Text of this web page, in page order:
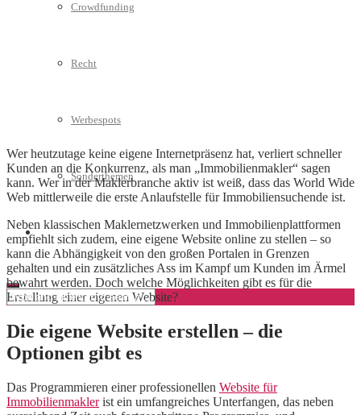
Crowdfunding
Recht
Werbespots
Sonderthemen
Geschäftskonto eröffnen
Wer heutzutage keine eigene Internetpräsenz hat, verliert schneller
Kunden an die Konkurrenz, als man „Immobilienmakler“ sagen
kann. Wer in der Maklerbranche aktiv ist weiß, dass das World Wide
Web mittlerweile die erste Anlaufstelle für Immobiliensuchende ist.
Neben klassischen Maklernetzwerken und Immobilienplattformen
empfiehlt sich zudem, eine eigene Website online zu stellen – so
kann die Abhängigkeit von den großen Portalen in Grenzen
gehalten und ein zusätzliches Ass im Kampf um Kunden im Ärmel
bewahrt werden. Doch welche Möglichkeiten gibt es für die
Erstellung einer eigenen Website?
Die eigene Website erstellen – die
Optionen gibt es
Das Programmieren einer professionellen Website für
Immobilienmaklerist ein umfangreiches Unterfangen, das neben